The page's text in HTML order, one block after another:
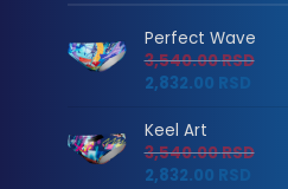
Perfect Wave
3,540.00RSD
2,832.00 RSD
Keel Art
3,540.00RSD
2,832.00 RSD